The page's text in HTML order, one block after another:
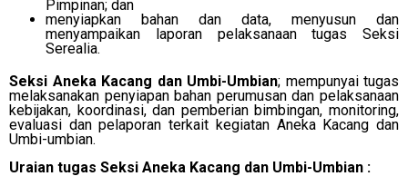
Pimpinan; dan
menyiapkan bahan dan data, menyusun dan
menyampaikan laporan pelaksanaan tugas Seksi
Serealia.
Seksi Aneka Kacang dan Umbi-Umbian; mempunyai tugas
melaksanakan penyiapan bahan perumusan dan pelaksanaan
kebijakan, koordinasi, dan pemberian bimbingan, monitoring,
evaluasi dan pelaporan terkait kegiatan Aneka Kacang dan
Umbi-umbian.
Uraian tugas Seksi Aneka Kacang dan Umbi-Umbian :